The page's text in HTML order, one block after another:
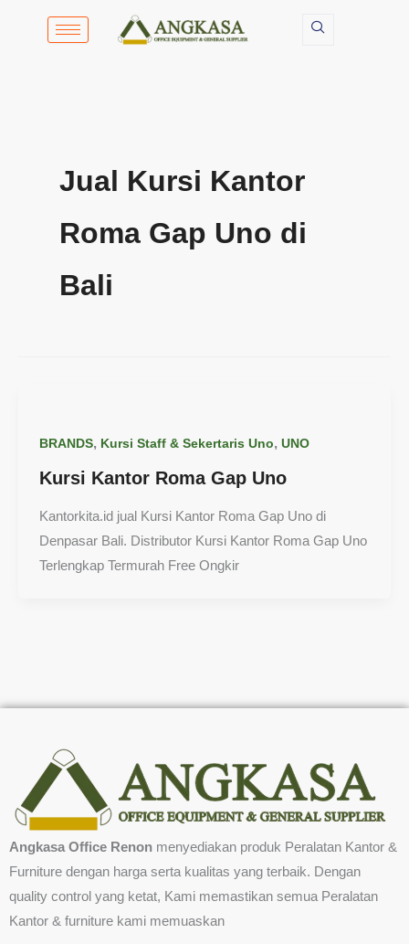
Jual Kursi Kantor
Roma Gap Uno di
Bali
BRANDS, Kursi Staff & Sekertaris Uno, UNO
Kursi Kantor Roma Gap Uno
Kantorkita.id jual Kursi Kantor Roma Gap Uno di
Denpasar Bali. Distributor Kursi Kantor Roma Gap Uno
Terlengkap Termurah Free Ongkir
Angkasa Office Renon menyediakan produk Peralatan Kantor &
Furniture dengan harga serta kualitas yang terbaik. Dengan
quality control yang ketat, Kami memastikan semua Peralatan
Kantor & furniture kami memuaskan